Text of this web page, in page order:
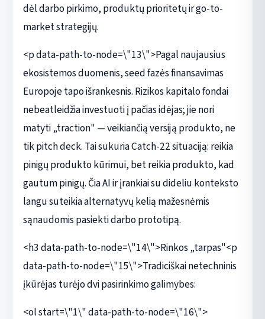
dėl darbo pirkimo, produktų prioritetų ir go-to-
market strategijų.
<p data-path-to-node=\"13\">Pagal naujausius
ekosistemos duomenis, seed fazės finansavimas
Europoje tapo išrankesnis. Rizikos kapitalo fondai
nebeatleidžia investuoti į pačias idėjas; jie nori
matyti „traction" — veikiančią versiją produkto, ne
tik pitch deck. Tai sukuria Catch-22 situaciją: reikia
pinigų produkto kūrimui, bet reikia produkto, kad
gautum pinigų. Čia AI ir įrankiai su dideliu konteksto
langu suteikia alternatyvų kelią mažesnėmis
sąnaudomis pasiekti darbo prototipą.
<h3 data-path-to-node=\"14\">Rinkos „tarpas"<p
data-path-to-node=\"15\">Tradiciškai netechninis
įkūrėjas turėjo dvi pasirinkimo galimybes:
<ol start=\"1\" data-path-to-node=\"16\">